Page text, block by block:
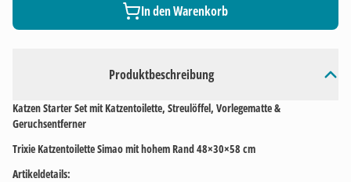
Produktbeschreibung
Katzen Starter Set mit Katzentoilette, Streulöffel, Vorlegematte &
Geruchsentferner
Trixie Katzentoilette Simao mit hohem Rand 48×30×58 cm
Artikeldetails:
In den Warenkorb